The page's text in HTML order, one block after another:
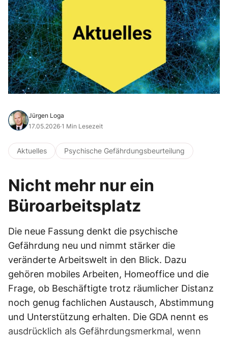
Jürgen Loga
17.05.2026·1 Min Lesezeit
Aktuelles Psychische Gefährdungsbeurteilung
Nicht mehr nur ein
Büroarbeitsplatz
Die neue Fassung denkt die psychische
Gefährdung neu und nimmt stärker die
veränderte Arbeitswelt in den Blick. Dazu
gehören mobiles Arbeiten, Homeoffice und die
Frage, ob Beschäftigte trotz räumlicher Distanz
noch genug fachlichen Austausch, Abstimmung
und Unterstützung erhalten. Die GDA nennt es
ausdrücklich als Gefährdungsmerkmal, wenn